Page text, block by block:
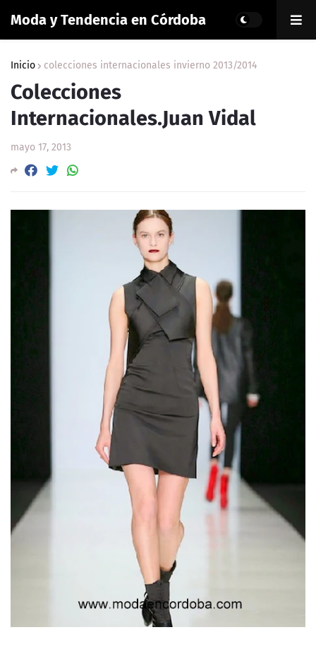
Moda y Tendencia en Córdoba
Inicio colecciones internacionales invierno 2013/2014
Colecciones
Internacionales.Juan Vidal
mayo 17, 2013